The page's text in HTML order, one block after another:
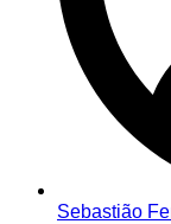
Sebastião